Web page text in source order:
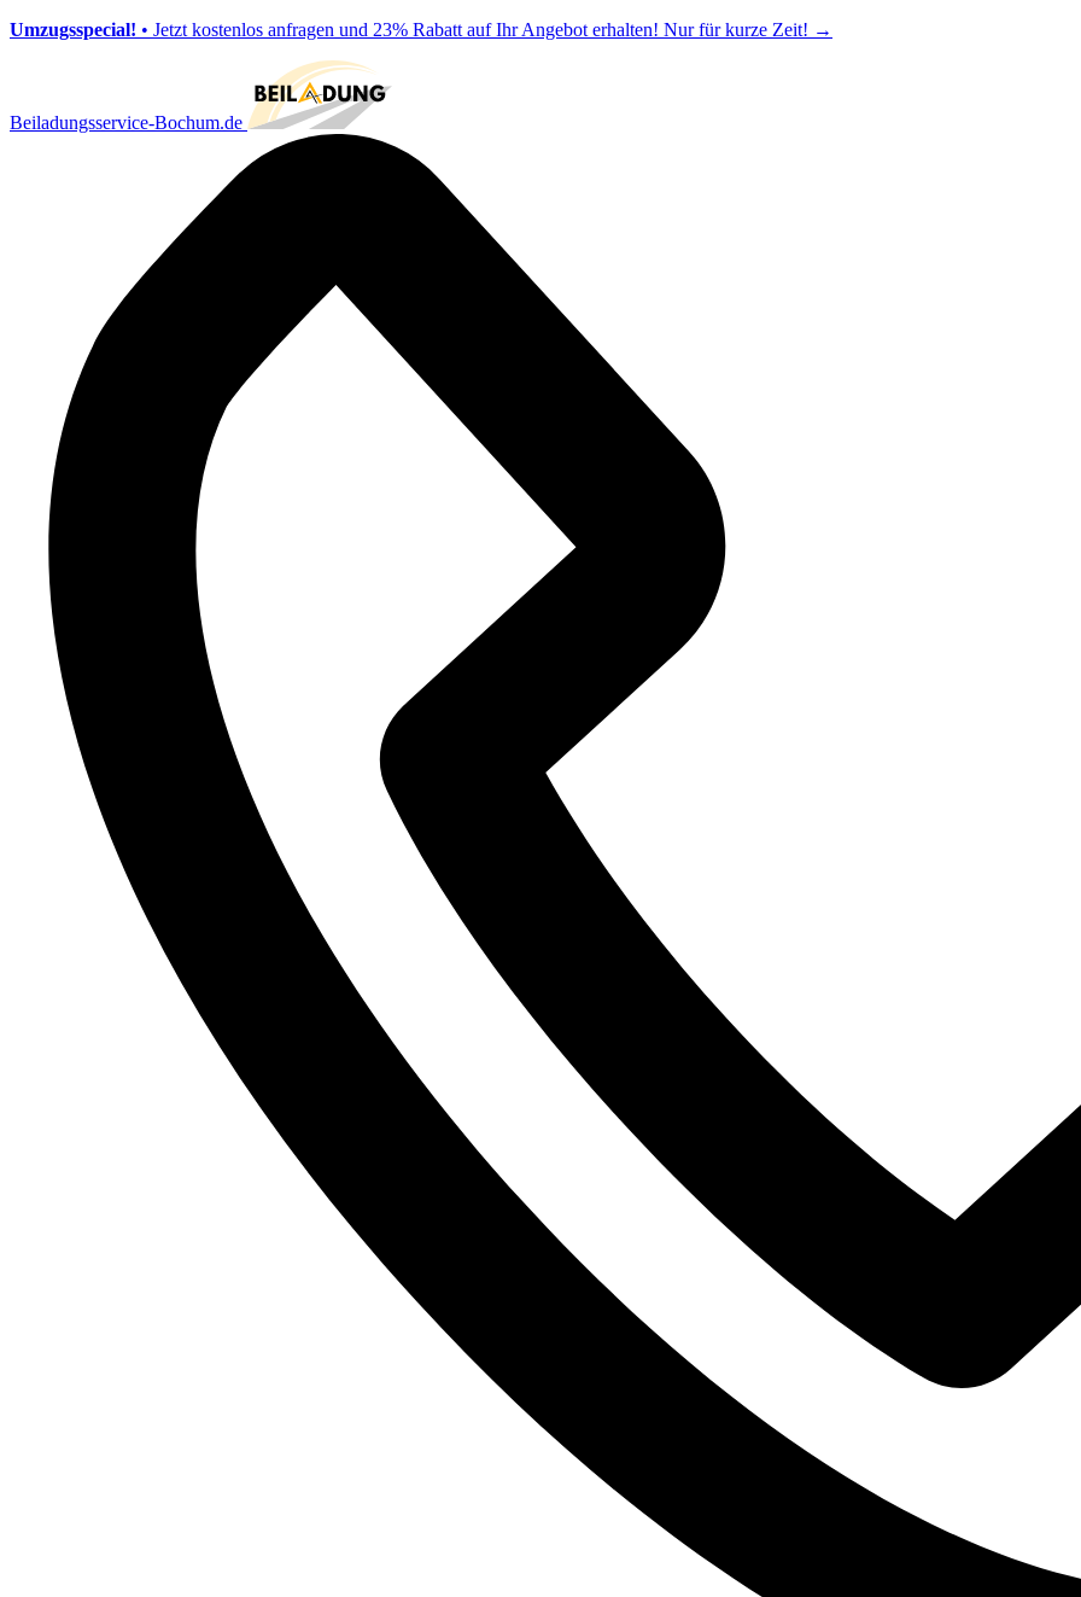
Umzugsspecial! • Jetzt kostenlos anfragen und 23% Rabatt auf Ihr Angebot erhalten! Nur für kurze Zeit! →
Beiladungsservice-Bochum.de